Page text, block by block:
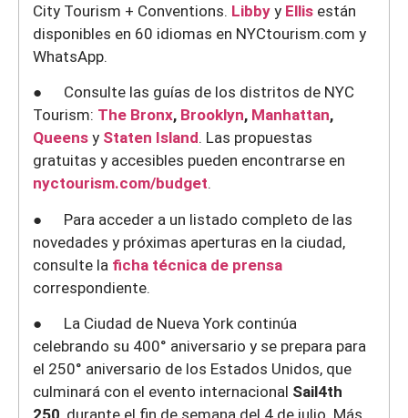
City Tourism + Conventions. Libby y Ellis están
disponibles en 60 idiomas en NYCtourism.com y
WhatsApp.
● Consulte las guías de los distritos de NYC
Tourism: The Bronx, Brooklyn, Manhattan,
Queens y Staten Island. Las propuestas
gratuitas y accesibles pueden encontrarse en
nyctourism.com/budget.
● Para acceder a un listado completo de las
novedades y próximas aperturas en la ciudad,
consulte la ficha técnica de prensa
correspondiente.
● La Ciudad de Nueva York continúa
celebrando su 400° aniversario y se prepara para
el 250° aniversario de los Estados Unidos, que
culminará con el evento internacional Sail4th